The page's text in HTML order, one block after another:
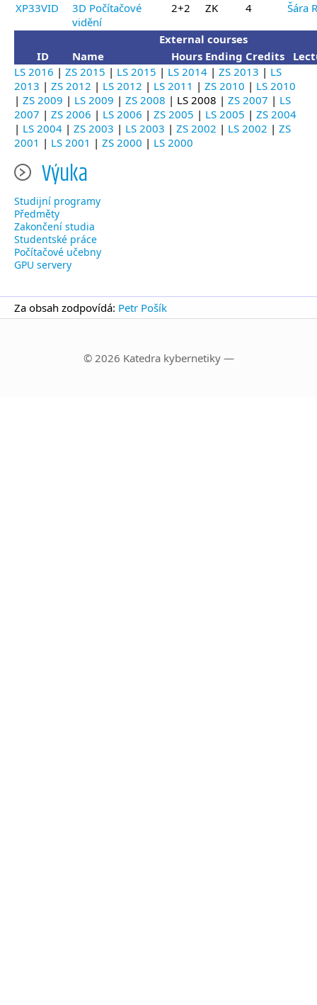
XP33VID
3D Počítačové
vidění
2+2 ZK 4 Šára
External courses
ID
Name Hours Ending Credits
LS 2016 | ZS 2015 | LS 2015 | LS 2014 | ZS 2013 | LS
2013 | ZS 2012 | LS 2012 | LS 2011 | ZS 2010 | LS 2010
| ZS 2009 | LS 2009 | ZS 2008 | LS 2008 | ZS 2007 | LS
2007 | ZS 2006 | LS 2006 | ZS 2005 | LS 2005 | ZS 2004
| LS 2004 | ZS 2003 | LS 2003 | ZS 2002 | LS 2002 | ZS
2001 | LS 2001 | ZS 2000 | LS 2000
Výuka
Studijní programy
Předměty
Zakončení studia
Studentské práce
Počítačové učebny
GPU servery
Za obsah zodpovídá: Petr Pošík
© 2026 Katedra kybernetiky —